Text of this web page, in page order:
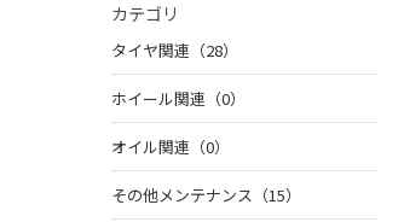
カテゴリ
タイヤ関連（28）
ホイール関連（0）
オイル関連（0）
その他メンテナンス（15）